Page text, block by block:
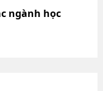
ngành học